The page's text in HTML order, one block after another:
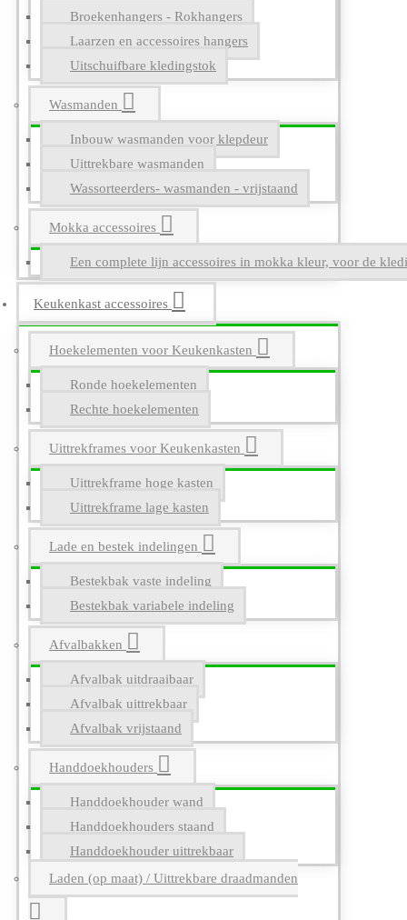
Broekenhangers - Rokhangers
Laarzen en accessoires hangers
Uitschuifbare kledingstok
Wasmanden
Inbouw wasmanden voor klepdeur
Uittrekbare wasmanden
Wassorteerders- wasmanden - vrijstaand
Mokka accessoires
Een complete lijn accessoires in mokka kleur, voor de
Keukenkast accessoires
Hoekelementen voor Keukenkasten
Ronde hoekelementen
Rechte hoekelementen
Uittrekframes voor Keukenkasten
Uittrekframe hoge kasten
Uittrekframe lage kasten
Lade en bestek indelingen
Bestekbak vaste indeling
Bestekbak variabele indeling
Afvalbakken
Afvalbak uitdraaibaar
Afvalbak uittrekbaar
Afvalbak vrijstaand
Handdoekhouders
Handdoekhouder wand
Handdoekhouders staand
Handdoekhouder uittrekbaar
Laden (op maat) / Uittrekbare draadmanden